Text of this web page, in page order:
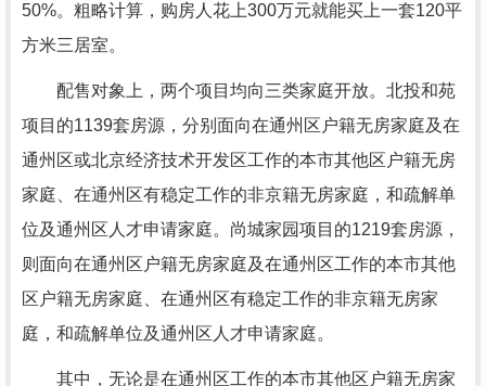
50%。粗略计算，购房人花上300万元就能买上一套120平
方米三居室。
配售对象上，两个项目均向三类家庭开放。北投和苑
项目的1139套房源，分别面向在通州区户籍无房家庭及在
通州区或北京经济技术开发区工作的本市其他区户籍无房
家庭、在通州区有稳定工作的非京籍无房家庭，和疏解单
位及通州区人才申请家庭。尚城家园项目的1219套房源，
则面向在通州区户籍无房家庭及在通州区工作的本市其他
区户籍无房家庭、在通州区有稳定工作的非京籍无房家
庭，和疏解单位及通州区人才申请家庭。
其中，无论是在通州区工作的本市其他区户籍无房家